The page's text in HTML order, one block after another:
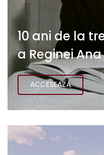
10 ani de la
a Reginei Ana
ACCESEAZĂ